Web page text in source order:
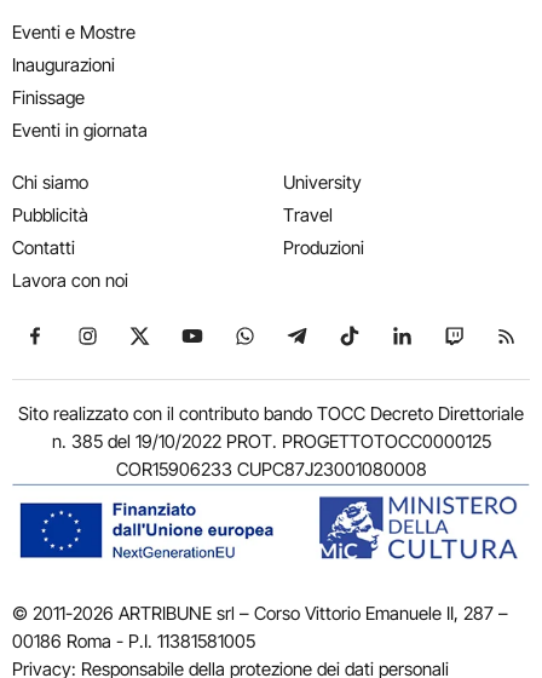
Eventi e Mostre
Inaugurazioni
Finissage
Eventi in giornata
Chi siamo
Pubblicità
Contatti
Lavora con noi
University
Travel
Produzioni
Seguici su Facebook
Seguici su Instagram
Seguici su X
Seguici su YouTube
Seguici su WhatsApp
Seguici su Telegram
Seguici su TikTok
Seguici su
Seguici
Sito realizzato con il contributo bando TOCC Decreto Direttoriale
n. 385 del 19/10/2022 PROT. PROGETTOTOCC0000125
COR15906233 CUPC87J23001080008
© 2011-2026 ARTRIBUNE srl – Corso Vittorio Emanuele II, 287 –
00186 Roma - P.I. 11381581005
Privacy: Responsabile della protezione dei dati personali